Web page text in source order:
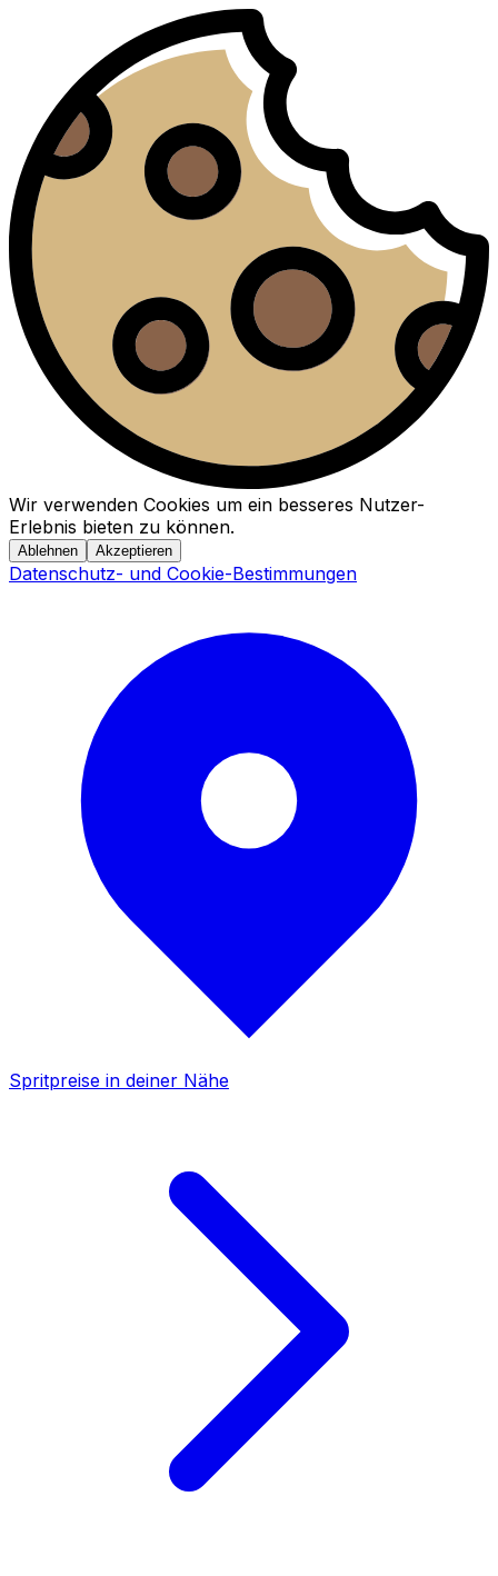
Wir verwenden Cookies um ein besseres Nutzer-
Erlebnis bieten zu können.
Ablehnen Akzeptieren
Datenschutz- und Cookie-Bestimmungen
Spritpreise in deiner Nähe